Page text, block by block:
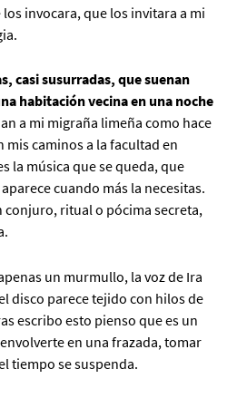
invocara, que los invitara a mi
casi susurradas, que suenan
habitación vecina en una noche
a mi migraña limeña como hace
caminos a la facultad en
la música que se queda, que
cuando más la necesitas.
conjuro, ritual o pócima secreta,
un murmullo, la voz de Ira
disco parece tejido con hilos de
escribo esto pienso que es un
en una frazada, tomar
tiempo se suspenda.